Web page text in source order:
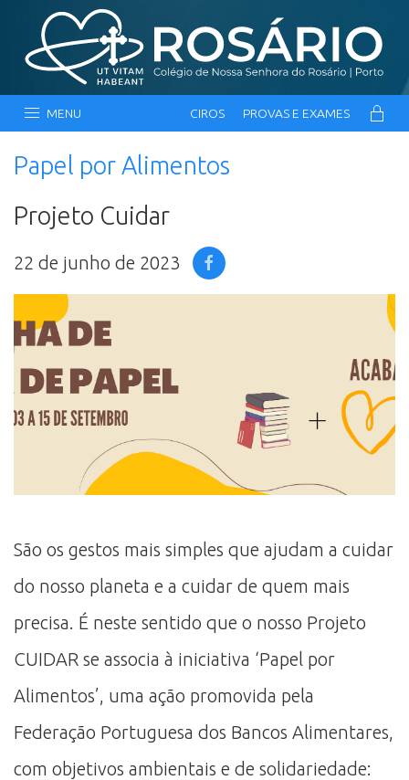
MENU CIROS PROVAS E EXAMES
Papel por Alimentos
Projeto Cuidar
22 de junho de 2023
São os gestos mais simples que ajudam a cuidar
do nosso planeta e a cuidar de quem mais
precisa. É neste sentido que o nosso Projeto
CUIDAR se associa à iniciativa ‘Papel por
Alimentos’, uma ação promovida pela
Federação Portuguesa dos Bancos Alimentares,
com objetivos ambientais e de solidariedade: